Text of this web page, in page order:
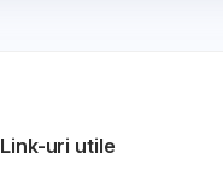
Link-uri utile